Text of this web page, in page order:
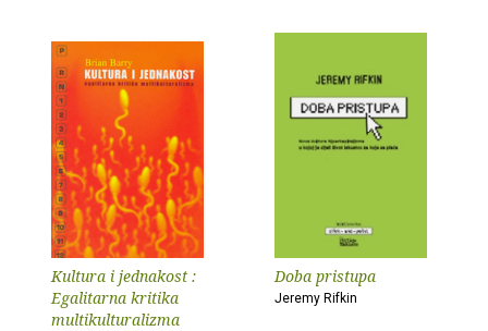
Kultura i jednakost :
Egalitarna kritika
multikulturalizma
Doba pristupa
Jeremy Rifkin